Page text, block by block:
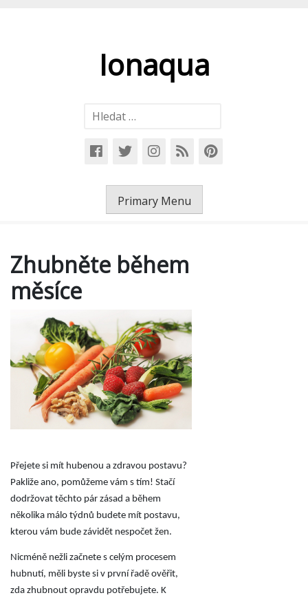
Ionaqua
Vyhledávání
Primary Menu
Zhubněte během
měsíce
Přejete si mít hubenou a zdravou postavu?
Pakliže ano, pomůžeme vám s tím! Stačí
dodržovat těchto pár zásad a během
několika málo týdnů budete mít postavu,
kterou vám bude závidět nespočet žen.
Nicméně nežli začnete s celým procesem
hubnutí, měli byste si v první řadě ověřit,
zda zhubnout opravdu potřebujete. K